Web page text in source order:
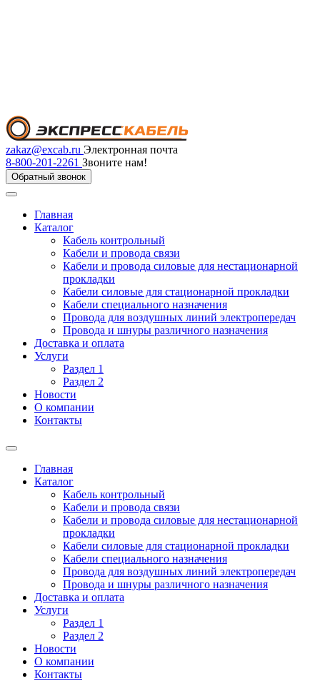
zakaz@excab.ru Электронная почта
8-800-201-2261 Звоните нам!
Обратный звонок
Главная
Каталог
Кабель контрольный
Кабели и провода связи
Кабели и провода силовые для нестационарной
прокладки
Кабели силовые для стационарной прокладки
Кабели специального назначения
Провода для воздушных линий электропередач
Провода и шнуры различного назначения
Доставка и оплата
Услуги
Раздел 1
Раздел 2
Новости
О компании
Контакты
Главная
Каталог
Кабель контрольный
Кабели и провода связи
Кабели и провода силовые для нестационарной
прокладки
Кабели силовые для стационарной прокладки
Кабели специального назначения
Провода для воздушных линий электропередач
Провода и шнуры различного назначения
Доставка и оплата
Услуги
Раздел 1
Раздел 2
Новости
О компании
Контакты